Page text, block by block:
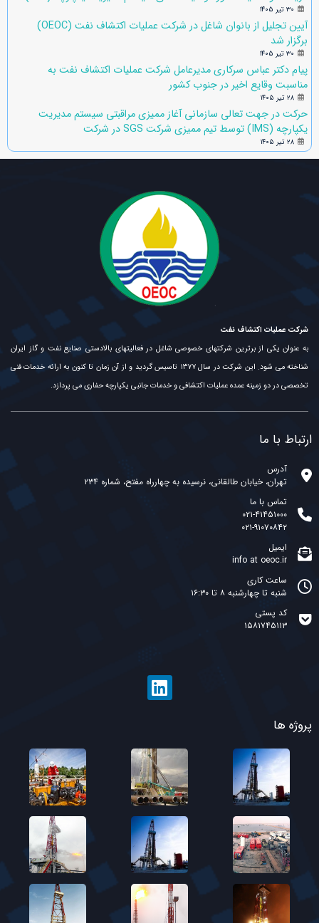
۳۰ تیر ۱۴۰۵
آیین تجلیل از بانوان شاغل در شرکت عملیات اکتشاف نفت (OEOC)
برگزار شد
۳۰ تیر ۱۴۰۵
پیام دکتر عباس سرکاری مدیرعامل شرکت عملیات اکتشاف نفت به
مناسبت وقایع اخیر در جنوب کشور
۲۸ تیر ۱۴۰۵
حرکت در جهت تعالی سازمانی آغاز ممیزی مراقبتی سیستم مدیریت
یکپارچه (IMS) توسط تیم ممیزی شرکت SGS در شرکت
۲۸ تیر ۱۴۰۵
شرکت عملیات اکتشاف نفت
به عنوان یکی از برترین شرکتهای خصوصی شاغل در فعالیتهای بالادستی صنایع نفت و گاز ایران
شناخته می شود. این شرکت در سال ۱۳۷۷ تاسیس گردید و از آن زمان تا کنون به ارائه خدمات فنی
تخصصی در دو زمینه عمده عملیات اکتشافی و خدمات جانبی یکپارچه حفاری می پردازد.
ارتباط با ما
آدرس
تهران، خیابان طالقانی، نرسیده به چهارراه مفتح، شماره ۲۳۴
تماس با ما
۰۲۱-۴۱۴۵۱۰۰۰
۰۲۱-۹۱۰۷۰۸۴۲
ایمیل
info at oeoc.ir
ساعت کاری
شنبه تا چهارشنبه ۸ تا ۱۶:۳۰
کد پستی
۱۵۸۱۷۴۵۱۱۳
پروژه ها